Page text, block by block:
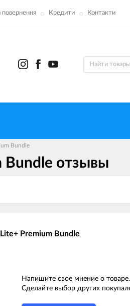
повернення Кредити Контакти
Bundle
Bundle отзывы
Premium Bundle
Напишите свое мнение о товаре.
Сделайте выбор других